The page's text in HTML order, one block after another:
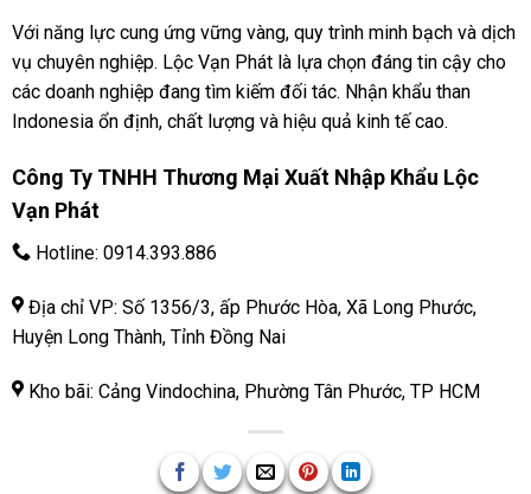
Với năng lực cung ứng vững vàng, quy trình minh bạch và dịch
vụ chuyên nghiệp. Lộc Vạn Phát là lựa chọn đáng tin cậy cho
các doanh nghiệp đang tìm kiếm đối tác. Nhận khẩu than
Indonesia ổn định, chất lượng và hiệu quả kinh tế cao.
Công Ty TNHH Thương Mại Xuất Nhập Khẩu Lộc
Vạn Phát
Hotline: 0914.393.886
Địa chỉ VP: Số 1356/3, ấp Phước Hòa, Xã Long Phước,
Huyện Long Thành, Tỉnh Đồng Nai
Kho bãi: Cảng Vindochina, Phường Tân Phước, TP HCM